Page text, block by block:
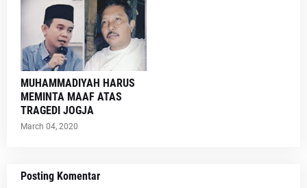
MUHAMMADIYAH HARUS
MEMINTA MAAF ATAS
TRAGEDI JOGJA
March 04, 2020
Posting Komentar